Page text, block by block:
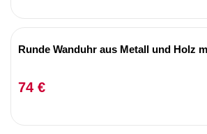
Runde Wanduhr aus Metall und Holz
74 €